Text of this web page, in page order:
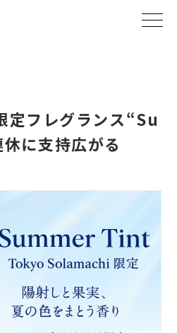
定フレグランス“Su
に支持広がる